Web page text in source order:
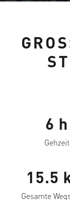
6 h
Gehzeit
15.5
Gesamte